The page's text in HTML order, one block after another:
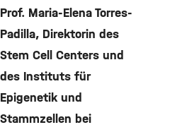
Prof. Maria-Elena Torres-
Padilla, Direktorin des
Stem Cell Centers und
des Instituts für
Epigenetik und
Stammzellen bei